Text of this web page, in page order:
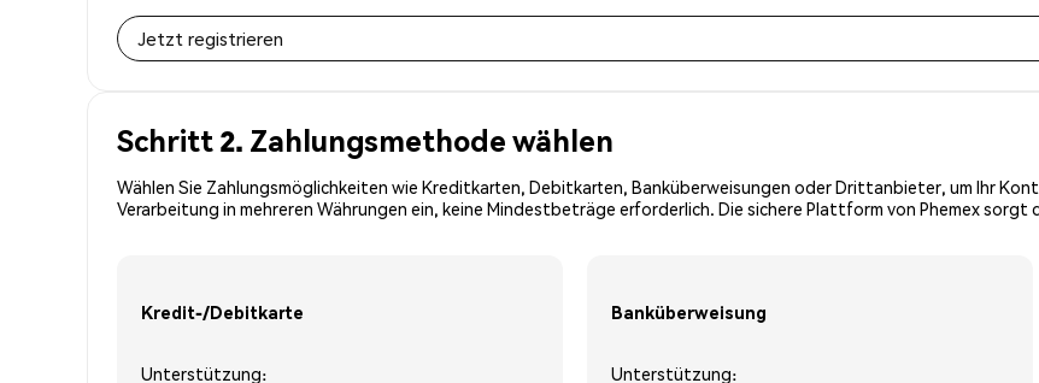
Jetzt registrieren
Schritt 2. Zahlungsmethode wählen
Wählen Sie Zahlungsmöglichkeiten wie Kreditkarten, Debitkarten, Banküberweisungen oder Drittanbieter, um Ihr
Verarbeitung in mehreren Währungen ein, keine Mindestbeträge erforderlich. Die sichere Plattform von Phemex sorgt
Kredit-/Debitkarte
Unterstützung:
Banküberweisung
Unterstützung: